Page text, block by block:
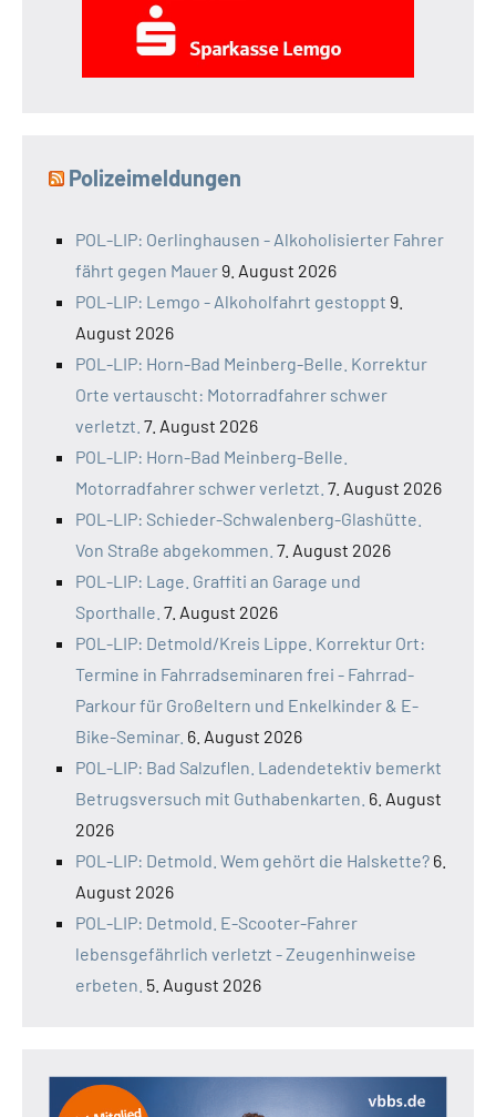
Polizeimeldungen
POL-LIP: Oerlinghausen - Alkoholisierter Fahrer
fährt gegen Mauer 9. August 2026
POL-LIP: Lemgo - Alkoholfahrt gestoppt 9.
August 2026
POL-LIP: Horn-Bad Meinberg-Belle. Korrektur
Orte vertauscht: Motorradfahrer schwer
verletzt. 7. August 2026
POL-LIP: Horn-Bad Meinberg-Belle.
Motorradfahrer schwer verletzt. 7. August 2026
POL-LIP: Schieder-Schwalenberg-Glashütte.
Von Straße abgekommen. 7. August 2026
POL-LIP: Lage. Graffiti an Garage und
Sporthalle. 7. August 2026
POL-LIP: Detmold/Kreis Lippe. Korrektur Ort:
Termine in Fahrradseminaren frei - Fahrrad-
Parkour für Großeltern und Enkelkinder & E-
Bike-Seminar. 6. August 2026
POL-LIP: Bad Salzuflen. Ladendetektiv bemerkt
Betrugsversuch mit Guthabenkarten. 6. August
2026
POL-LIP: Detmold. Wem gehört die Halskette? 6.
August 2026
POL-LIP: Detmold. E-Scooter-Fahrer
lebensgefährlich verletzt - Zeugenhinweise
erbeten. 5. August 2026